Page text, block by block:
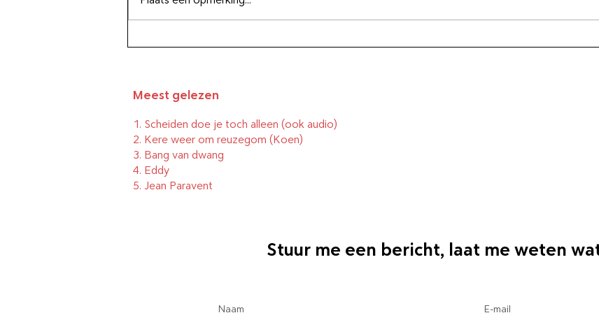
overnemen
lotsbestemming. Het is het
Meest gelezen
1. Scheiden doe je toch alleen (ook audio)
2. Kere weer om reuzegom (Koen)
3. Bang van dwang
4. Eddy
5. Jean Paravent
Stuur me een bericht, laat me weten